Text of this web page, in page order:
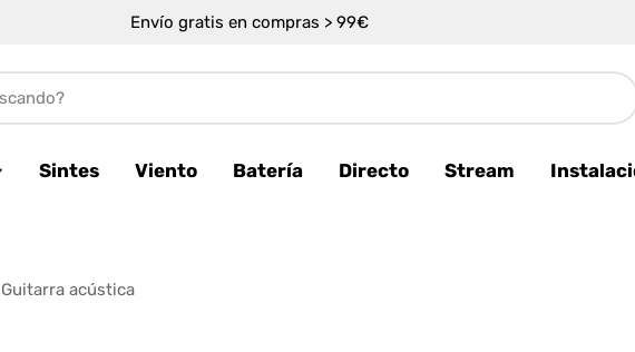
Envío gratis en compras > 99€
Sintes Viento Batería Directo Stream
acústica